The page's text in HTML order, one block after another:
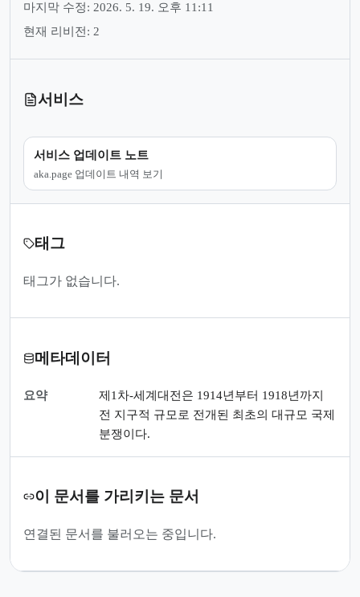
마지막 수정: 2026. 5. 19. 오후 11:11
현재 리비전: 2
서비스
서비스 업데이트 노트
aka.page 업데이트 내역 보기
태그
태그가 없습니다.
메타데이터
요약
제1차-세계대전은 1914년부터 1918년까지
전 지구적 규모로 전개된 최초의 대규모 국제
분쟁이다.
이 문서를 가리키는 문서
연결된 문서를 불러오는 중입니다.